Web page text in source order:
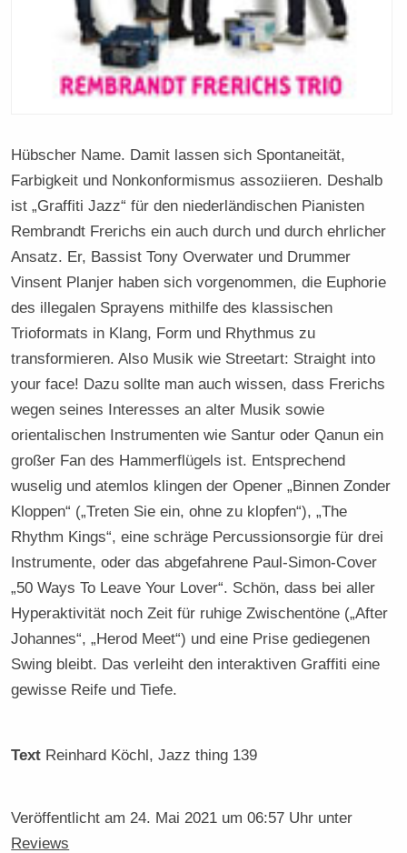
Hübscher Name. Damit lassen sich Spontaneität,
Farbigkeit und Nonkonformismus assoziieren. Deshalb
ist „Graffiti Jazz“ für den niederländischen Pianisten
Rembrandt Frerichs ein auch durch und durch ehrlicher
Ansatz. Er, Bassist Tony Overwater und Drummer
Vinsent Planjer haben sich vorgenommen, die Euphorie
des illegalen Sprayens mithilfe des klassischen
Trioformats in Klang, Form und Rhythmus zu
transformieren. Also Musik wie Streetart: Straight into
your face! Dazu sollte man auch wissen, dass Frerichs
wegen seines Interesses an alter Musik sowie
orientalischen Instrumenten wie Santur oder Qanun ein
großer Fan des Hammerflügels ist. Entsprechend
wuselig und atemlos klingen der Opener „Binnen Zonder
Kloppen“ („Treten Sie ein, ohne zu klopfen“), „The
Rhythm Kings“, eine schräge Percussionsorgie für drei
Instrumente, oder das abgefahrene Paul-Simon-Cover
„50 Ways To Leave Your Lover“. Schön, dass bei aller
Hyperaktivität noch Zeit für ruhige Zwischentöne („After
Johannes“, „Herod Meet“) und eine Prise gediegenen
Swing bleibt. Das verleiht den interaktiven Graffiti eine
gewisse Reife und Tiefe.
Text Reinhard Köchl, Jazz thing 139
Veröffentlicht am 24. Mai 2021 um 06:57 Uhr unter
Reviews